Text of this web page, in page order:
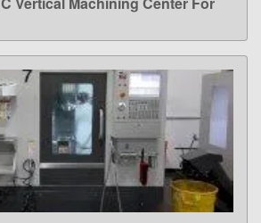
LEARN MORE